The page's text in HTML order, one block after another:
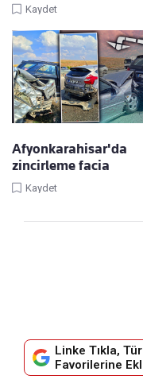
Kaydet
Afyonkarahisar'da
zincirleme facia
Kaydet
Linke Tıkla,
Favorilerine